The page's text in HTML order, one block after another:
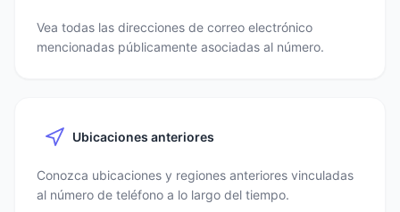
Vea todas las direcciones de correo electrónico
mencionadas públicamente asociadas al número.
Ubicaciones anteriores
Conozca ubicaciones y regiones anteriores vinculadas
al número de teléfono a lo largo del tiempo.